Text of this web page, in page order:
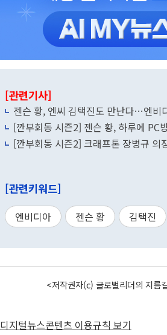
[관련기사]
젠슨 황, 엔씨 김택진도 만난다…엔비
[깐부회동 시즌2] 젠슨 황, 하루에 PC
[깐부회동 시즌2] 크래프톤 장병규 의
[관련키워드]
엔비디아 젠슨 황 김택진
<저작권자(c) 글로벌리더의 지
디지털뉴스콘텐츠 이용규칙 보기